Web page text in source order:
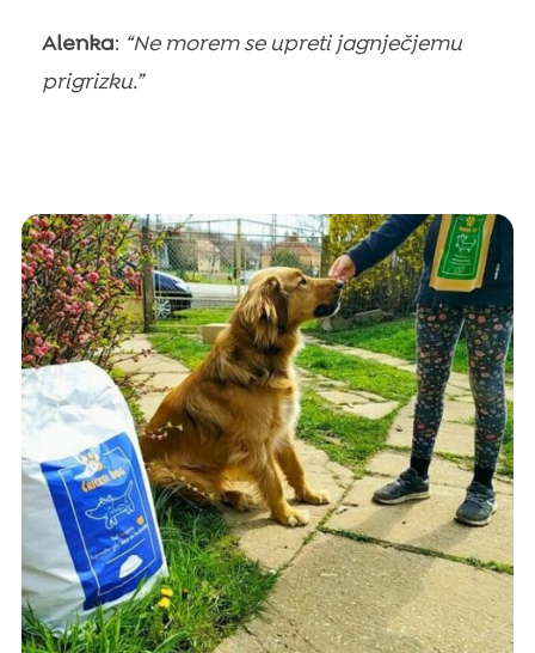
Alenka: “Ne morem se upreti jagnječjemu
prigrizku.”